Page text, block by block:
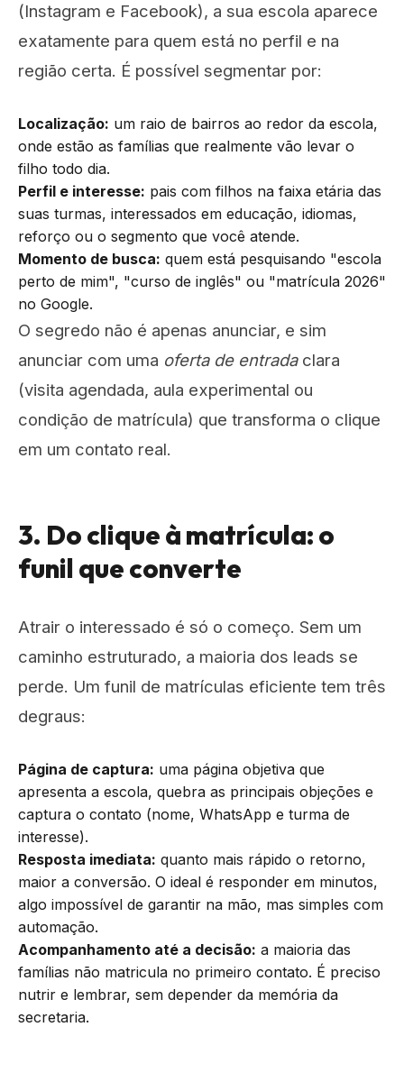
(Instagram e Facebook), a sua escola aparece
exatamente para quem está no perfil e na
região certa. É possível segmentar por:
Localização: um raio de bairros ao redor da escola,
onde estão as famílias que realmente vão levar o
filho todo dia.
Perfil e interesse: pais com filhos na faixa etária das
suas turmas, interessados em educação, idiomas,
reforço ou o segmento que você atende.
Momento de busca: quem está pesquisando "escola
perto de mim", "curso de inglês" ou "matrícula 2026"
no Google.
O segredo não é apenas anunciar, e sim
anunciar com uma oferta de entradaclara
(visita agendada, aula experimental ou
condição de matrícula) que transforma o clique
em um contato real.
3. Do clique à matrícula: o
funil que converte
Atrair o interessado é só o começo. Sem um
caminho estruturado, a maioria dos leads se
perde. Um funil de matrículas eficiente tem três
degraus:
Página de captura: uma página objetiva que
apresenta a escola, quebra as principais objeções e
captura o contato (nome, WhatsApp e turma de
interesse).
Resposta imediata: quanto mais rápido o retorno,
maior a conversão. O ideal é responder em minutos,
algo impossível de garantir na mão, mas simples com
automação.
Acompanhamento até a decisão: a maioria das
famílias não matricula no primeiro contato. É preciso
nutrir e lembrar, sem depender da memória da
secretaria.